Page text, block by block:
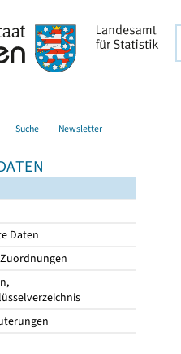
Suche Newsletter
Daten